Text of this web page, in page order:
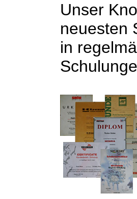
Unser
neuesten
in